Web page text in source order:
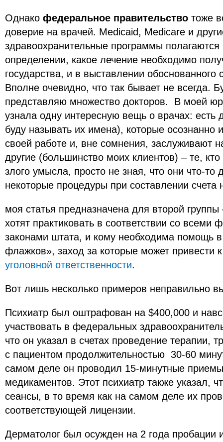
Однако федеральное правительство тожe
доверие на врачей. Medicaid, Medicare и
здравоохранительные программы полагаются
определении, какое лечение необходимо
государства, и в выставлении обоснованного
Вполне очевидно, что так бывает не всегда.
представляю множество докторов. В моей
узнала одну интересную вещь о врачах: есть
буду называть их имена), которые осознанно
своей работе и, вне сомнения, заслуживают
другие (большинство моих клиентов) – те,
злого умысла, просто не зная, что они что-то
некоторые процедуры при составлении счета
моя статья предназначена для второй
хотят практиковать в соответствии со
законами штата, и кому необходима помощь
флажков», заход за которые может привести
уголовной ответственности.
Вот лишь несколько примеров неправильно
Психиатр был оштрафован на $400,000 и
участвовать в федеральных
что он указал в счетах проведение терапии,
с пациентом продолжительностью 30-60
самом деле он проводил 15-минутные
медикаментов. Этот психиатр также указал,
сеансы, в то время как на самом деле их
соответствующей лицензии.
Дерматолог был осужден на 2 года пробации